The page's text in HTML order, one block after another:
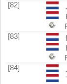
[82]
[83]
[84]